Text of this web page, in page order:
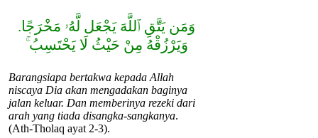
وَمَن يَتَّقِ ٱللَّهَ يَجْعَل لَّهُۥ مَخْرَجًا.
وَيَرْزُقْهُ مِنْ حَيْثُ لَا يَحْتَسِبُ ۚ
Barangsiapa bertakwa kepada Allah
niscaya Dia akan mengadakan baginya
jalan keluar. Dan memberinya rezeki dari
arah yang tiada disangka-sangkanya.
(Ath-Tholaq ayat 2-3).